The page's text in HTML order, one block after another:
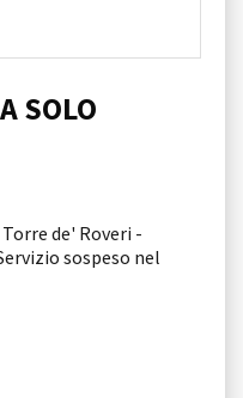
SOLO
de' Roveri -
sospeso nel